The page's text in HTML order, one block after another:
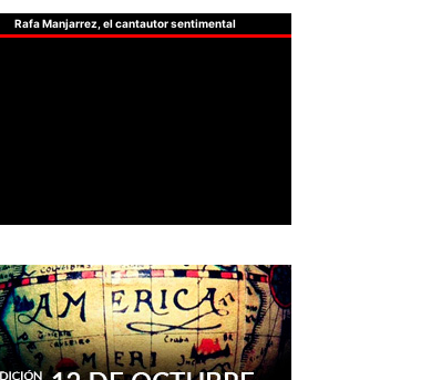
Rafa Manjarrez, el cantautor sentimental